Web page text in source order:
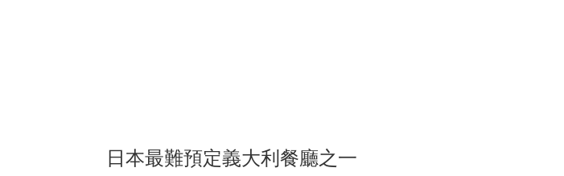
日本最難預定義大利餐廳之一